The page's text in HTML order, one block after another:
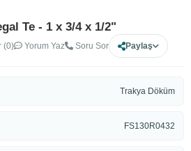
Te - 1 x 3/4 x 1/2"
(0) Yorum Yaz Soru Sor Paylaş
Trakya Döküm
FS130R0432